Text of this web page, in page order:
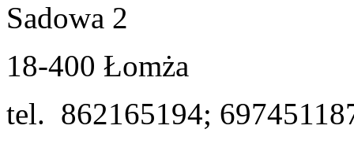
Sadowa 2
18-400 Łomża
tel. 862165194;